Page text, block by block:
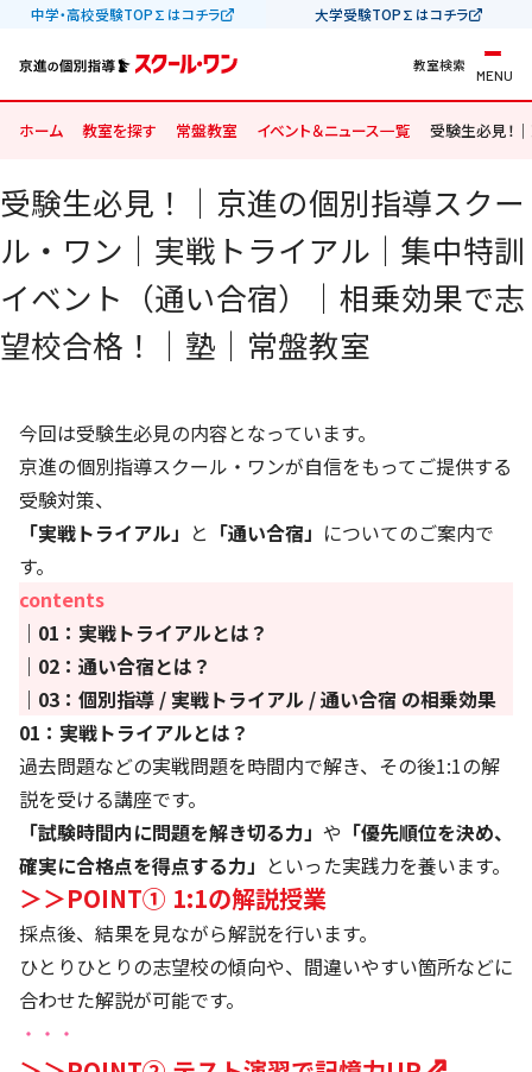
中学・高校受験TOP∑はコチラ 大学受験TOP∑はコチラ
教室検索
MENU
ホーム 教室を探す 常盤教室 イベント＆ニュース一覧 受験生必見！
受験生必見！｜京進の個別指導スクー
ル・ワン｜実戦トライアル｜集中特訓
イベント（通い合宿）｜相乗効果で志
望校合格！｜塾｜常盤教室
今回は受験生必見の内容となっています。
京進の個別指導スクール・ワンが自信をもってご提供する
受験対策、
「実戦トライアル」 と 「通い合宿」 についてのご案内で
す。
contents
｜01：実戦トライアルとは？
｜02：通い合宿とは？
｜03：個別指導 / 実戦トライアル / 通い合宿 の相乗効果
01：実戦トライアルとは？
過去問題などの実戦問題を時間内で解き、その後1:1の解
説を受ける講座です。
「試験時間内に問題を解き切る力」 や 「優先順位を決め、
確実に合格点を得点する力」 といった実践力を養います。
＞＞POINT① 1:1の解説授業
採点後、結果を見ながら解説を行います。
ひとりひとりの志望校の傾向や、間違いやすい箇所などに
合わせた解説が可能です。
・・・